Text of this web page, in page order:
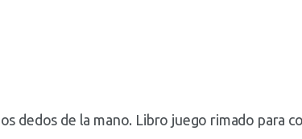
dedos de la mano. Libro juego rimado para